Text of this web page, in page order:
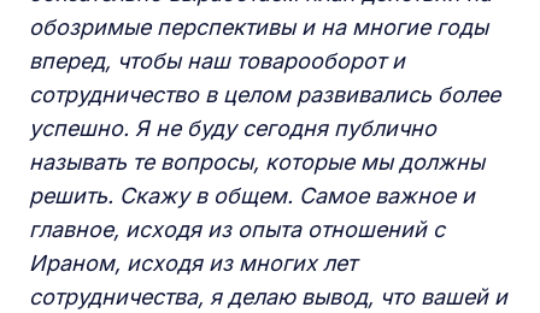
обозримые перспективы и на многие годы
вперед, чтобы наш товарооборот и
сотрудничество в целом развивались более
успешно. Я не буду сегодня публично
называть те вопросы, которые мыдолжны
решить. Скажу в общем. Самое важное и
главное, исходя из опыта отношений с
Ираном, исходя из многих лет
сотрудничества, я делаю вывод, что вашей и